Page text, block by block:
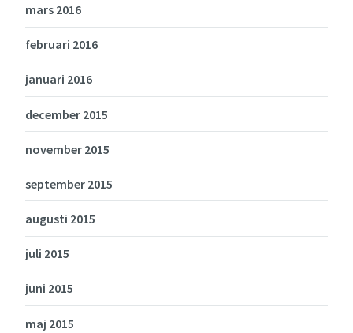
mars 2016
februari 2016
januari 2016
december 2015
november 2015
september 2015
augusti 2015
juli 2015
juni 2015
maj 2015